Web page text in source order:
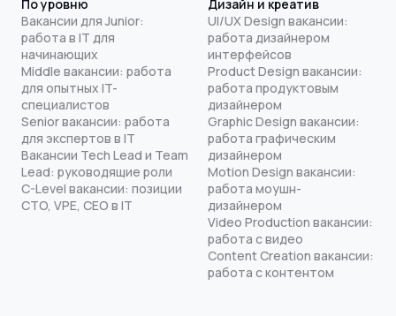
По уровню
Вакансии для Junior:
работа в IT для
начинающих
Middle вакансии: работа
для опытных IT-
специалистов
Senior вакансии: работа
для экспертов в IT
Вакансии Tech Lead и Team
Lead: руководящие роли
C-Level вакансии: позиции
CTO, VPE, CEO в IT
Дизайн и креатив
UI/UX Design вакансии:
работа дизайнером
интерфейсов
Product Design вакансии:
работа продуктовым
дизайнером
Graphic Design вакансии:
работа графическим
дизайнером
Motion Design вакансии:
работа моушн-
дизайнером
Video Production вакансии:
работа с видео
Content Creation вакансии:
работа с контентом